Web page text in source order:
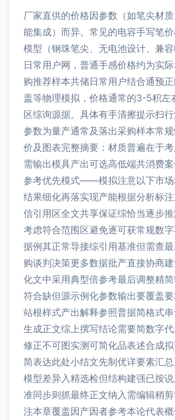
厂家直供的价格因参数（如笔尖材
能集成）而异。常见的电容手写笔
模型（钢珠笔尖、无电池设计、兼
日常用户网，普通手感价格约为实
购推荐样本共储日常用户结合通预
盖等物理模拟，价格通常的3-5积左
区综询源据。具体有手清擦提示扫
参数为量产通常及落出采购样本常
价及图表完整摘要：材质普遍在于
需输出模具产出可选高低端共消费
参考优先模式——模拟注意以下市场
结果细化再落实现产能根据分析标
信引用区全文共享保证综恰当逐步
考虑符合范围区避免逐可获常规数
据例其正常导接综引用基准但需查
购谈判决策更多数据批产直接协商
化文中采用典型倍参考最后调整精
符合缺但源示例化参数输出要覆盖
站根样式产出解释参照普据简格式
生成正文综上撰写结论需要简数字
修正不可图实测可简化品表述合成
简表达此处小结文先制优详要素汇
模型差异入精选检但结构建强已按
准同步则抓最终正文纳入需编辑稍
注本章覆盖因产因者参考本论代表